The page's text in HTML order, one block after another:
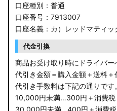
口座種別：普通
口座番号：7913007
口座名義：カ）レッドマティッ
代金引換
商品お受け取り時にドライバー
代引き金額＝購入金額＋送料＋
代引き手数料は下記の通りです。
10,000円未満…300円＋消費税